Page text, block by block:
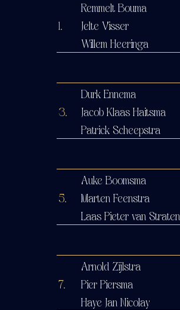
1.
Remmelt Bouma
Jelte Visser
Willem Heeringa
3.
Durk Ennema
Jacob Klaas Haitsma
Patrick Scheepstra
5.
Auke Boomsma
Marten Feenstra
Laas Pieter van Straten
7.
Arnold Zijlstra
Pier Piersma
Haye Jan Nicolay